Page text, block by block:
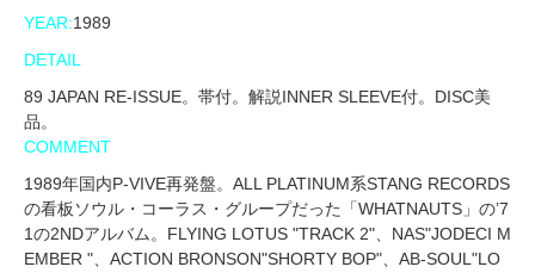
YEAR:1989
DETAIL
89 JAPAN RE-ISSUE。帯付。解説INNER SLEEVE付。DISC美
品。
COMMENT
1989年国内P-VIVE再発盤。ALL PLATINUM系STANG RECORDS
の看板ソウル・コーラス・グループだった「WHATNAUTS」の’7
1の2NDアルバム。FLYING LOTUS "TRACK 2"、NAS"JODECI M
EMBER "、ACTION BRONSON"SHORTY BOP"、AB-SOUL"LO